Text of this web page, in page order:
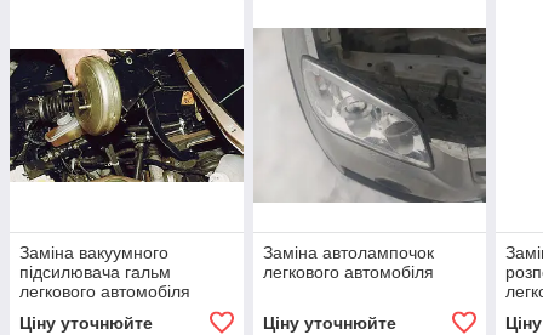
Заміна вакуумного
підсилювача гальм
легкового автомобіля
Ціну уточнюйте
Заміна автолампочок
легкового автомобіля
Ціну уточнюйте